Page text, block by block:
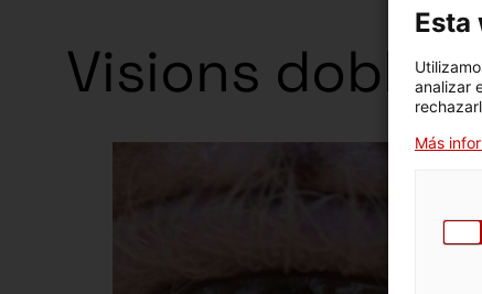
Visions dobles
Esta
analizar
Más